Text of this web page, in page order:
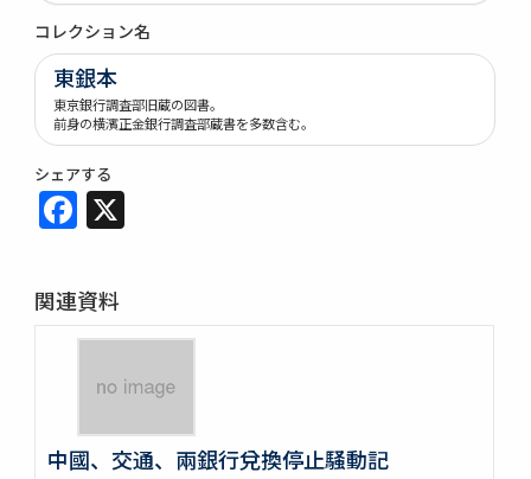
コレクション名
東銀本
東京銀行調査部旧蔵の図書。
前身の横濱正金銀行調査部蔵書を多数含む。
シェアする
Facebook
関連資料
中國、交通、兩銀行兌換停止騒動記